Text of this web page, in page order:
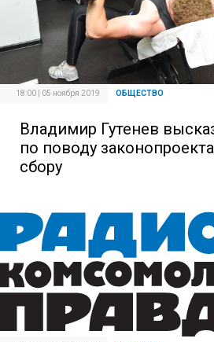
18:00 | 05 ноября 2019 ОБЩЕСТВО
Владимир Гутенев
по поводу
сбору